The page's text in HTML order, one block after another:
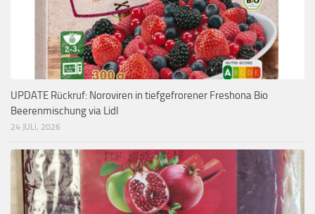
UPDATE Rückruf: Noroviren in tiefgefrorener Freshona Bio
Beerenmischung via Lidl
24 JULI, 2026